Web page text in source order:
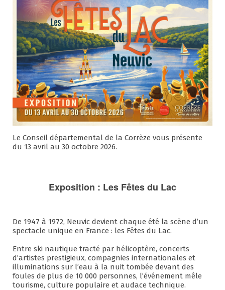
Le Conseil départemental de la Corrèze vous présente
du 13 avril au 30 octobre 2026.
Exposition : Les Fêtes du Lac
De 1947 à 1972, Neuvic devient chaque été la scène d’un
spectacle unique en France : les Fêtes du Lac.
Entre ski nautique tracté par hélicoptère, concerts
d’artistes prestigieux, compagnies internationales et
illuminations sur l’eau à la nuit tombée devant des
foules de plus de 10 000 personnes, l’événement mêle
tourisme, culture populaire et audace technique.